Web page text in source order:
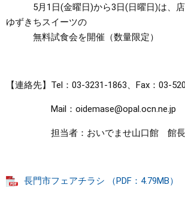
5月1日(金曜日)から3日(日曜日)は、店
ゆずきちスイーツの
無料試食会を開催（数量限定）
【連絡先】Tel：03-3231-1863、Fax：03-
Mail：oidemase@opal.ocn.ne.jp
担当者：おいでませ山口館 館
長門市フェアチラシ （PDF：4.79MB）